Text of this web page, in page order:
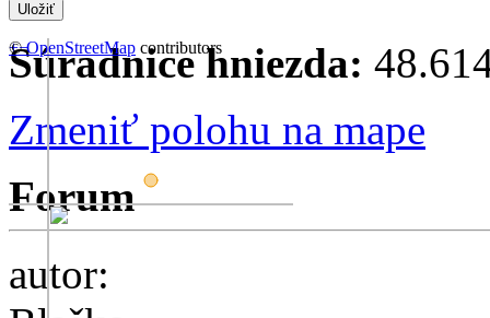
+−
©OpenStreetMap contributors
Súradnice hniezda:
Zmeniť polohu na mape
Forum
autor: